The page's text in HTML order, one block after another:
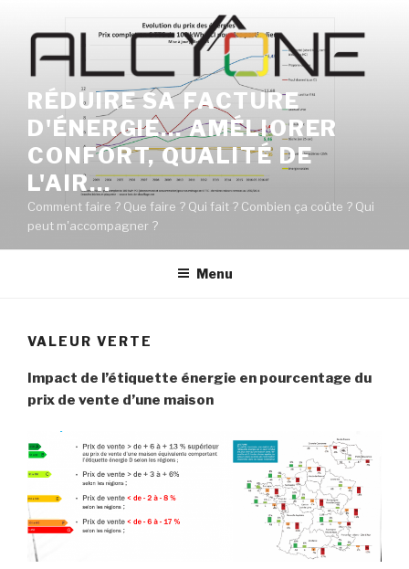
contenu
principal
RÉDUIRE SA FACTURE
D'ÉNERGIE… AMÉLIORER
CONFORT, QUALITÉ DE
L'AIR…
Comment faire ? Que faire ? Qui fait ? Combien ça coûte ? Qui
peut m'accompagner ?
Menu
VALEUR VERTE
Impact de l’étiquette énergie en pourcentage du
prix de vente d’une maison